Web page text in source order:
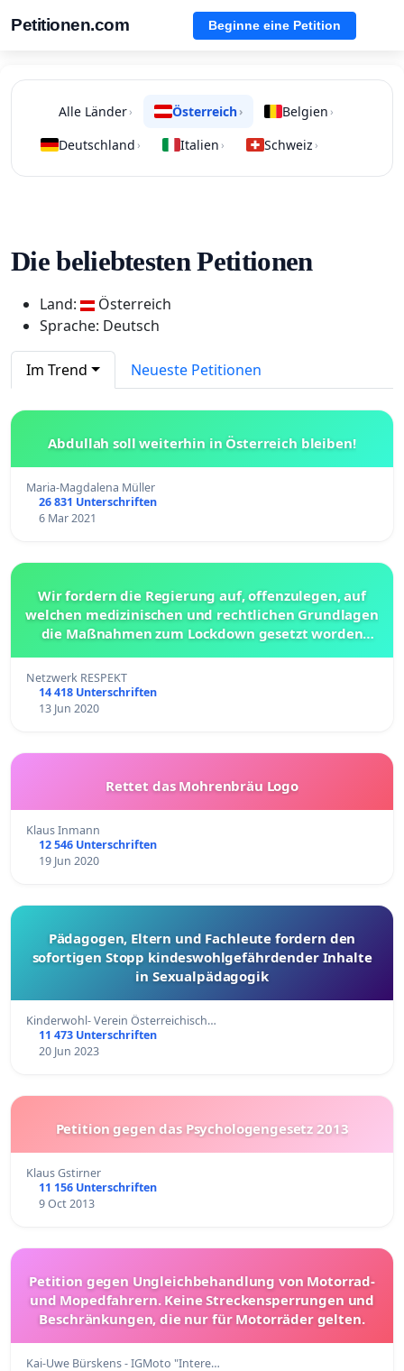
Petitionen.com Beginne eine Petition
Alle Länder› Österreich› Belgien ›
Deutschland › Italien › Schweiz ›
Die beliebtesten Petitionen
Land:
Österreich
Sprache: Deutsch
Im Trend Neueste Petitionen
Abdullah soll weiterhin in Österreich bleiben!
Maria-Magdalena Müller
26 831 Unterschriften
6 Mar 2021
Wir fordern die Regierung auf, offenzulegen, auf
welchen medizinischen und rechtlichen Grundlagen
die Maßnahmen zum Lockdown gesetzt worden
Netzwerk RESPEKT
14 418 Unterschriften
13 Jun 2020
Rettet das Mohrenbräu Logo
Klaus Inmann
12 546 Unterschriften
19 Jun 2020
Pädagogen, Eltern und Fachleute fordern den
sofortigen Stopp kindeswohlgefährdender Inhalte
in Sexualpädagogik
Kinderwohl- Verein Österreichisch…
11 473 Unterschriften
20 Jun 2023
Petition gegen das Psychologengesetz 2013
Klaus Gstirner
11 156 Unterschriften
9 Oct 2013
Petition gegen Ungleichbehandlung von Motorrad-
und Mopedfahrern. Keine Streckensperrungen und
Beschränkungen, die nur für Motorräder gelten.
Kai-Uwe Bürskens - IGMoto "Intere…